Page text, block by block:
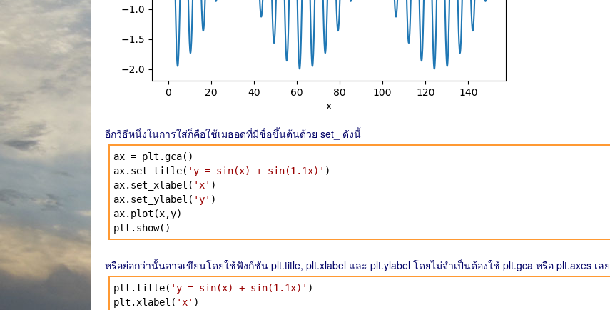
อีกวิธีหนึ่งในการใส่ก็คือใช้เมธอดที่มีชื่อขึ้นต้นด้วย set_ ดังนี้
ax = plt.gca()
ax.set_title( 'y = sin(x) + sin(1.1x)' )
ax.set_xlabel( 'x' )
ax.set_ylabel( 'y' )
ax.plot(x,y)
plt.show()
หรือย่อกว่านั้นอาจเขียนโดยใช้ฟังก์ชัน plt.title, plt.xlabel และ plt.ylabel โดยไม่จำเป็นต้องใช้ plt.gca หรือ plt.axes เลย
plt.title( 'y = sin(x) + sin(1.1x)' )
plt.xlabel( 'x' )